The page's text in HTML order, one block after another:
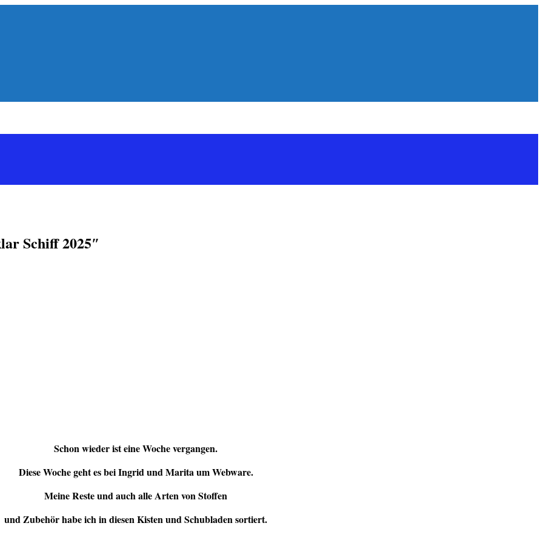
Schiff 2025″
Schon wieder ist eine Woche vergangen.
Diese Woche geht es bei Ingrid und Marita um Webware.
Meine Reste und auch alle Arten von Stoffen
und Zubehör habe ich in diesen Kisten und Schubladen sortiert.